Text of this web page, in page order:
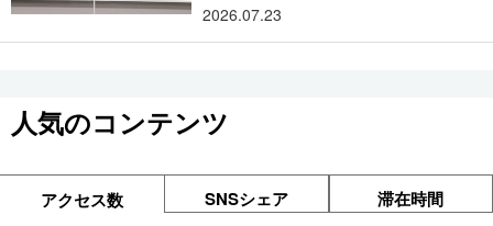
2026.07.23
人気のコンテンツ
アクセス数 SNSシェア 滞在時間